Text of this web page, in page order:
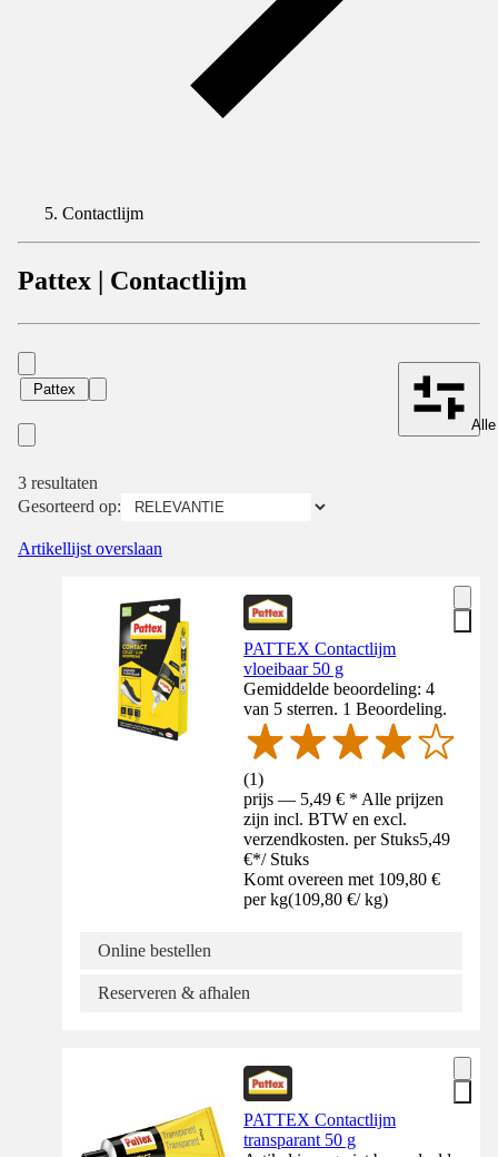
Contactlijm
Pattex | Contactlijm
Pattex
3 resultaten
Gesorteerd op:
Artikellijst overslaan
PATTEX Contactlijm
vloeibaar 50 g
Gemiddelde beoordeling: 4
van 5 sterren. 1 Beoordeling.
(1)
prijs — 5,49 € * Alle prijzen
zijn incl. BTW en excl.
verzendkosten. per Stuks5,49
€*/ Stuks
Komt overeen met 109,80 €
per kg(109,80 €/ kg)
Online bestellen
Reserveren & afhalen
PATTEX Contactlijm
transparant 50 g